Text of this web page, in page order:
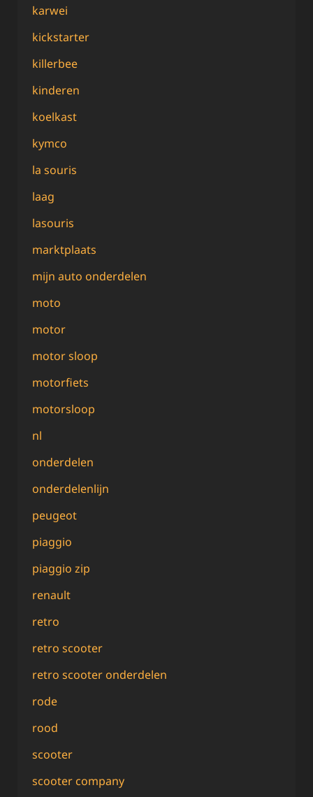
karwei
kickstarter
killerbee
kinderen
koelkast
kymco
la souris
laag
lasouris
marktplaats
mijn auto onderdelen
moto
motor
motor sloop
motorfiets
motorsloop
nl
onderdelen
onderdelenlijn
peugeot
piaggio
piaggio zip
renault
retro
retro scooter
retro scooter onderdelen
rode
rood
scooter
scooter company